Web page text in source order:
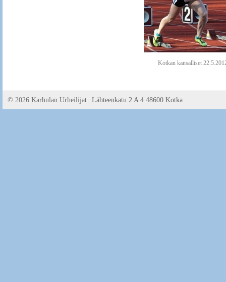
Kotkan kansalliset
© 2026 Karhulan Urheilijat Lähteenkatu 2 A 4 48600 Kotka